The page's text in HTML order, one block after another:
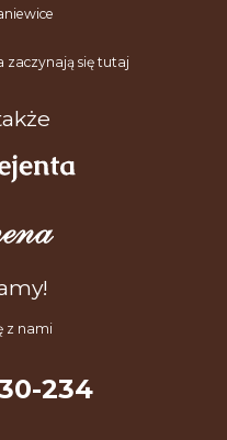
zaczynają się tutaj
z nami
234